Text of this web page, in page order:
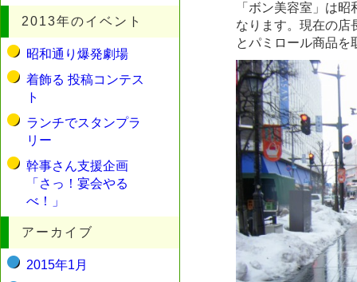
2013年のイベント
昭和通り爆発劇場
着飾る 投稿コンテス
ト
ランチでスタンプラ
リー
幹事さん支援企画
「さっ！宴会やる
べ！」
アーカイブ
2015年1月
「ボン美容室」は
なります。現在の店
とパミロール商品を